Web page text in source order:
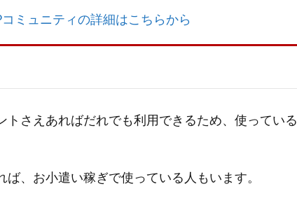
ミュニティの詳細はこちらから
トさえあればだれでも利用できるため、使っている
、お小遣い稼ぎで使っている人もいます。